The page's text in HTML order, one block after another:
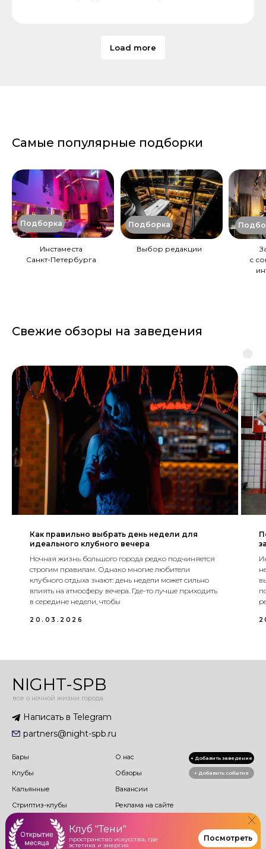
Посмотреть
пространство искусства, где
эстетика и энергия
Клуб "Тени"
Load more
Самые популярные подборки
Инстаместа
Санкт-Петербурга
Подборка
Выбор редакции
Подборка
с
Свежие обзоры на заведения
Как правильно выбрать день недели для
идеального клубного вечера
Ночная жизнь большого города редко подчиняется
строгим правилам. Однако многие любители
клубного отдыха знают: день недели может сильно
влиять на атмосферу вечера. Где-то лучше приходить
в середине недели, чтобы
20.03.2026
Бары
Клубы
Кальянные
Стриптиз-клубы
Поиск заведения
Подборки заведений
Реклама на сайте
О нас
Обзоры
Вакансии
+ Добавить заведение
+ Добавить событие
Написать в Telegram
partners@night-spb.ru
все о ночной жизни города
NIGHT-SPB